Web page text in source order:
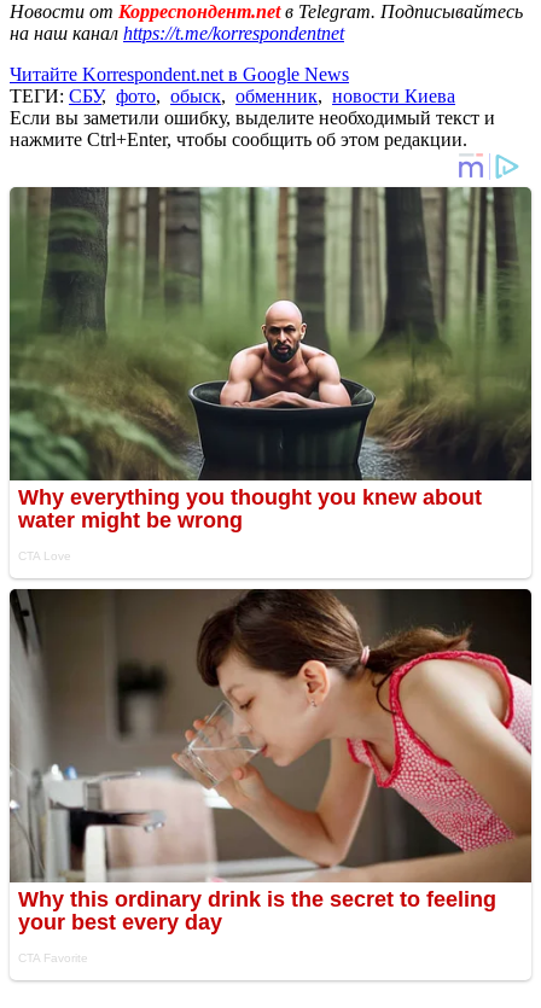
Новости от Корреспондент.netв Telegram. Подписывайтесь
на наш канал https://t.me/korrespondentnet
Читайте Korrespondent.net в Google News
ТЕГИ: СБУ, фото, обыск, обменник, новости Киева
Если вы заметили ошибку, выделите необходимый текст и
нажмите Ctrl+Enter, чтобы сообщить об этом редакции.